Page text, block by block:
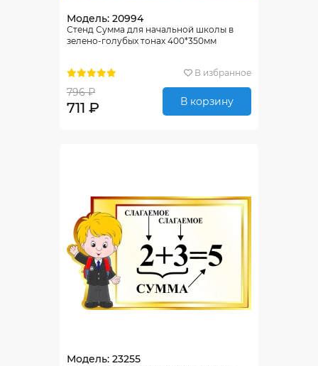
Модель: 20994
Стенд Сумма для начальной школы в
зелено-голубых тонах 400*350мм
В избранное
796 ₽
711 ₽ В корзину
Модель: 23255